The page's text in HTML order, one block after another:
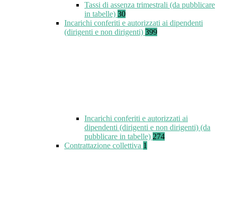
Tassi di assenza trimestrali (da pubblicare
in tabelle) 30
Incarichi conferiti e autorizzati ai dipendenti
(dirigenti e non dirigenti) 399
Incarichi conferiti e autorizzati ai
dipendenti (dirigenti e non dirigenti) (da
pubblicare in tabelle) 274
Contrattazione collettiva 1